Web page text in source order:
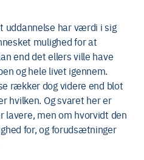
uddannelse har værdi i sig
mulighed for at
end det ellers ville have
og hele livet igennem.
rækker dog videre end blot
hvilken. Og svaret her er
lavere, men om hvorvidt den
for, og forudsætninger